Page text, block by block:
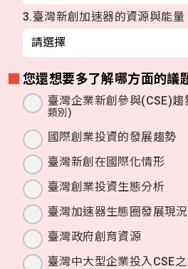
3.臺灣新創加速器的資源與能量
您還想要多了解哪方面的議
臺灣企業新創參與(CSE)趨
類別)
國際創業投資的發展趨勢
臺灣新創在國際化情形
臺灣創業投資生態分析
臺灣加速器生態圈發展現況
臺灣政府創育資源
臺灣中大型企業投入CSE